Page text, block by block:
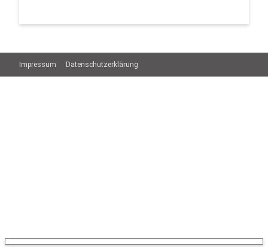
Impressum Datenschutzerklärung